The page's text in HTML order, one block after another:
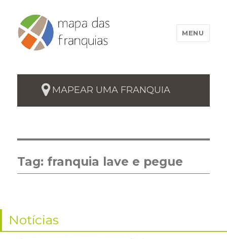
MENU
MAPEAR UMA FRANQUIA
Tag: franquia lave e pegue
Notícias